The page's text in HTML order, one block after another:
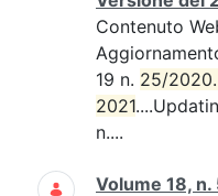
Contenuto
19 n. 25/2020.
2021
n....
Volume 18, n.